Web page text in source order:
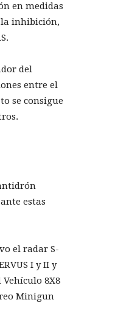
en medidas
la inhibición,
del
entre el
se consigue
estas
el radar S-
I y II y
8X8
Minigun